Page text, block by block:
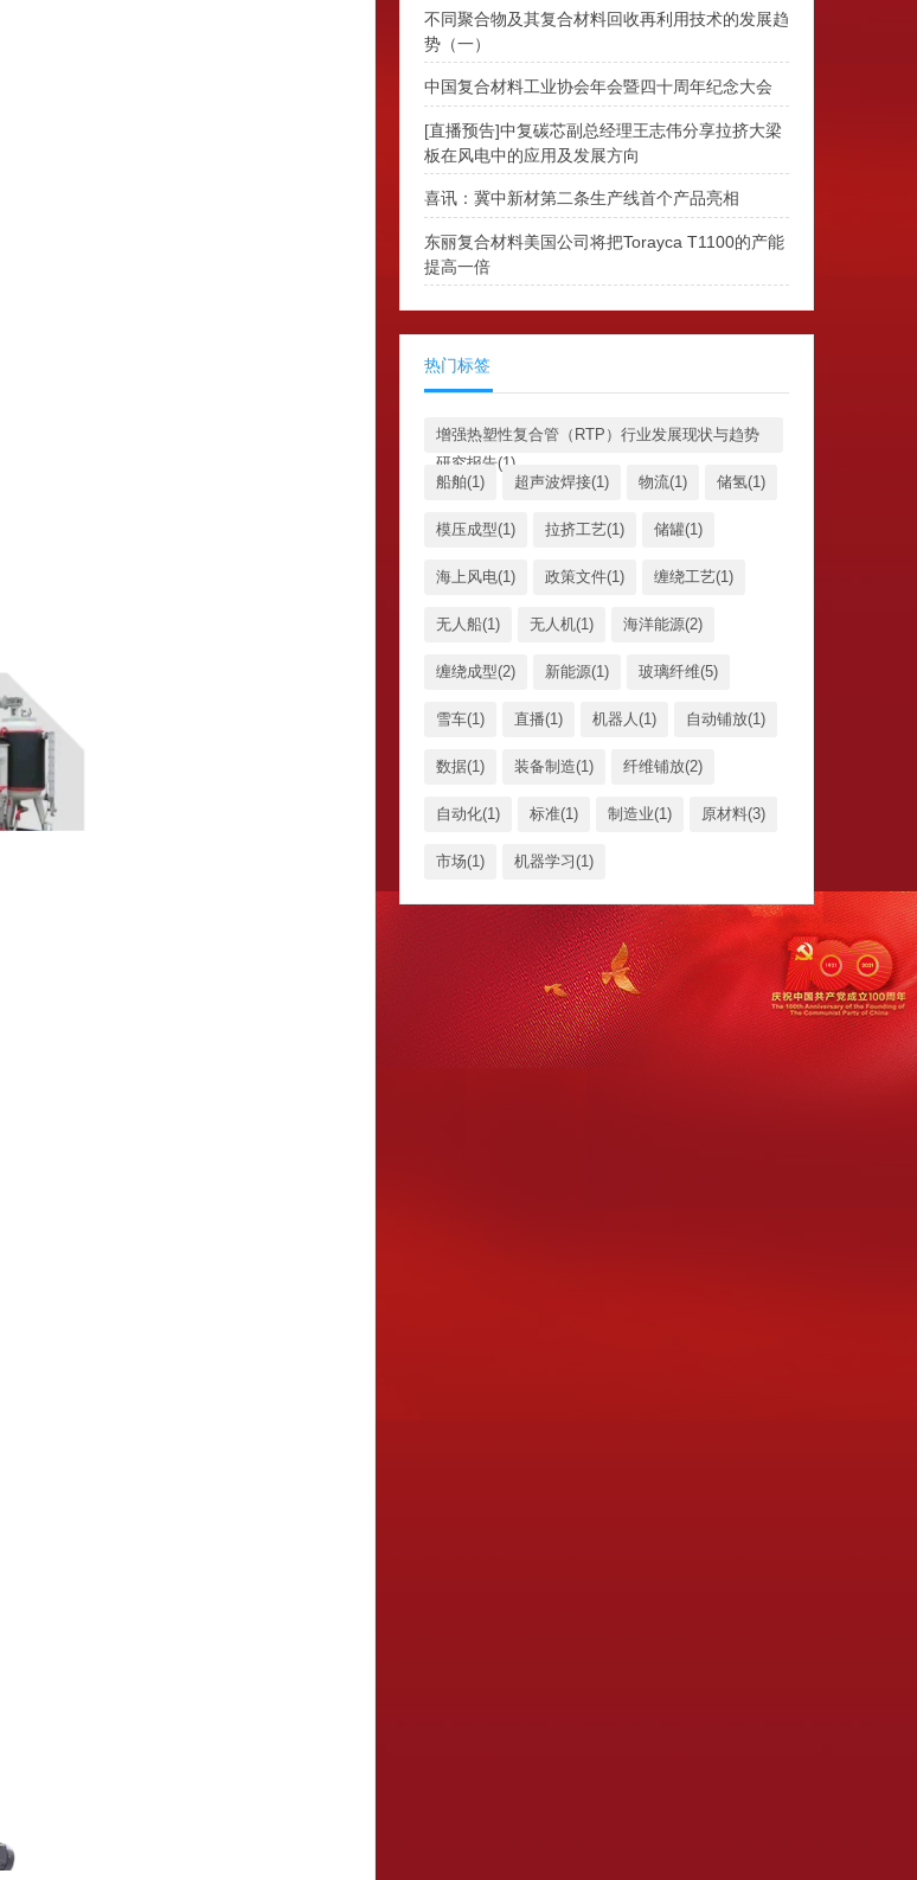
不同聚合物及其复合材料回收再利用技术的发展趋
势（一）
中国复合材料工业协会年会暨四十周年纪念大会
[直播预告]中复碳芯副总经理王志伟分享拉挤大梁
板在风电中的应用及发展方向
喜讯：冀中新材第二条生产线首个产品亮相
东丽复合材料美国公司将把Torayca T1100的产能
提高一倍
热门标签
增强热塑性复合管（RTP）行业发展现状与趋势
研究报告(1)
船舶(1)
超声波焊接(1) 物流(1) 储氢(1)
模压成型(1) 拉挤工艺(1) 储罐(1)
海上风电(1) 政策文件(1) 缠绕工艺(1)
无人船(1) 无人机(1) 海洋能源(2)
缠绕成型(2) 新能源(1) 玻璃纤维(5)
雪车(1) 直播(1) 机器人(1) 自动铺放(1)
数据(1) 装备制造(1) 纤维铺放(2)
自动化(1) 标准(1) 制造业(1) 原材料(3)
市场(1) 机器学习(1)